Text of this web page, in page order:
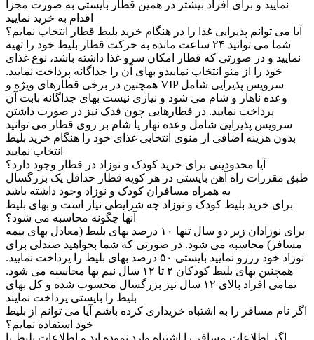
نمایید و برای افراد بیشتر در همین قطار بایستی به صورت مجزا
اقدام به خرید نمایید
آیا می توانم پذیرایی غذا را در هنگام خرید بلیط قطار انتخاب نمایم؟
شما می توانید ۲۴ ساعت مانده به حرکت قطار بلیط خود را تهیه
نمایید و در صورتی که قطار امکان سرو غذا داشته باشد، نوع غذای
خود را از منو انتخاب نماییدو بهای آن را جداگانه پرداخت نمایید.
همچنین در برخی قطارهای ویژه و VIP سرویس پذیرایی شامل
وعده ناهار و شام می شود و نیازی نیست بهای جداگانه بابت آن
پرداخت نمایید. در قطارهایی چون فدک نیز در صورت داشتن
سرویس پذیرایی شامل وعده نهار یا شام بر روی قطار می توانید
بدون هزینه اضافی از منوی انتخابی غذای خود را هنگام خرید بلیط
انتخاب نمایید
آیا محدودیتی برای خرید کودک و نوزاد در قطار وجود دارد؟
طبق مقررات راه آهن بایستی در هر کوپه قطار حداقل یک بزرگسال
به همراه مسافران کودک و نوزاد وجود داشته باشد
برای خرید بلیط کودک و نوزاد چه شرایطی نیاز است و بهای بلیط
آنها چگونه محاسبه می شود؟
برای نوزادان زیر دو سال تنها ۱۰ درصد بهای بلیط (معادل بهای بیمه
مسافر) محاسبه می شود. در صورتی که شما بخواهید صندلی برای
نوزاد خود رزرو نمایید بایستی ۵۰ درصد بهای بلیط را پرداخت نمایید.
همچنین بهای بلیط کودکان ۲ تا ۱۲ سال نیم بها محاسبه می شود.
تمامی افراد بالای ۱۲ سال نیز بزرگسال محسوب شده و کل بهای
بلیط را بایستی پرداخت نمایند
اگر نام مسافر را به اشتباه خریداری کرده باشم آیا می توانم از بلیط
خود استفاده نمایم؟
اگر اطلاعات مسافر را اشتباه وارد نموده اید و اطلاعات بلیط با